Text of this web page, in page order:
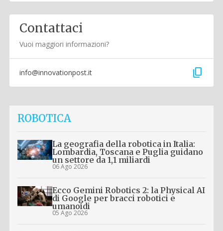
Contattaci
Vuoi maggiori informazioni?
info@innovationpost.it content_copy
ROBOTICA
La geografia della robotica in Italia:
Lombardia, Toscana e Puglia guidano
un settore da 1,1 miliardi
06 Ago 2026
Ecco Gemini Robotics 2: la Physical AI
di Google per bracci robotici e
umanoidi
05 Ago 2026